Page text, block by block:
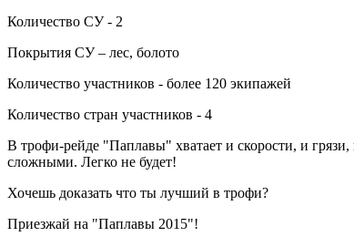
Количество СУ - 2
Покрытия СУ – лес, болото
Количество участников - более 120 экипажей
Количество стран участников - 4
В трофи-рейде "Паплавы" хватает и скорости, и
сложными. Легко не будет!
Хочешь доказать что ты лучший в трофи?
Приезжай на "Паплавы 2015"!